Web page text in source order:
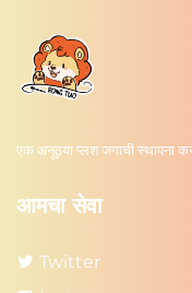
एक अनूठ्या प्लश जगाची स्थापना
आमचा सेवा
Twitter